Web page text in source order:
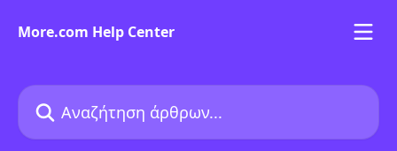
More.com Help Center
Αναζήτηση άρθρων...